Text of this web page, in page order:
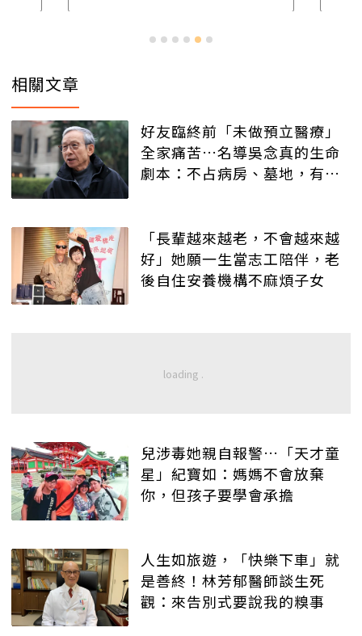
相關文章
好友臨終前「未做預立醫療」
全家痛苦…名導吳念真的生命
劇本：不占病房、墓地，有人
「長輩越來越老，不會越來越
好」她願一生當志工陪伴，老
後自住安養機構不麻煩子女
兒涉毒她親自報警…「天才童
星」紀寶如：媽媽不會放棄
你，但孩子要學會承擔
人生如旅遊，「快樂下車」就
是善終！林芳郁醫師談生死
觀：來告別式要說我的糗事